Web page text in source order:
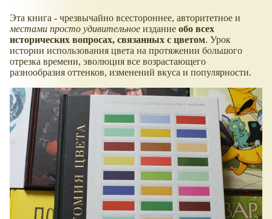
Эта книга - чрезвычайно всестороннее, авторитетное и
местами просто удивительное издание обо всех
исторических вопросах, связанных с цветом. Урок
истории использования цвета на протяжении большого
отрезка времени, эволюция все возрастающего
разнообразия оттенков, изменений вкуса и популярности.